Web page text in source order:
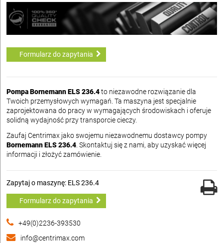
Formularz do zapytania
Pompa Bornemann ELS 236.4to niezawodne rozwiązanie dla
Twoich przemysłowych wymagań. Ta maszyna jest specjalnie
zaprojektowana do pracy w wymagających środowiskach i oferuje
solidną wydajność przy transporcie cieczy.
Zaufaj Centrimax jako swojemu niezawodnemu dostawcy pompy
Bornemann ELS 236.4. Skontaktuj się z nami, aby uzyskać więcej
informacji i złożyć zamówienie.
Zapytaj o maszynę: ELS 236.4
Formularz do zapytania
+49(0)2236-393530
info@centrimax.com